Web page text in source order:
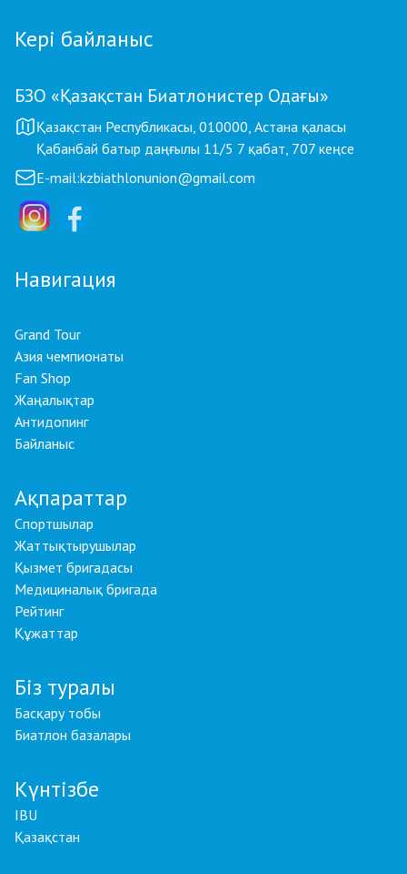
Кері байланыс
БЗО «Қазақстан Биатлонистер Одағы»
Қазақстан Республикасы, 010000, Астана қаласы
Қабанбай батыр даңғылы 11/5 7 қабат, 707 кеңсе
E-mail:kzbiathlonunion@gmail.com
Навигация
Grand Tour
Азия чемпионаты
Fan Shop
Жаңалықтар
Антидопинг
Байланыс
Ақпараттар
Спортшылар
Жаттықтырушылар
Қызмет бригадасы
Медициналық бригада
Рейтинг
Құжаттар
Біз туралы
Басқару тобы
Биатлон базалары
Күнтізбе
IBU
Қазақстан